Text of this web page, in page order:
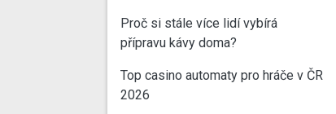
Proč si stále více lidí vybírá
přípravu kávy doma?
Top casino automaty pro hráče v ČR
2026